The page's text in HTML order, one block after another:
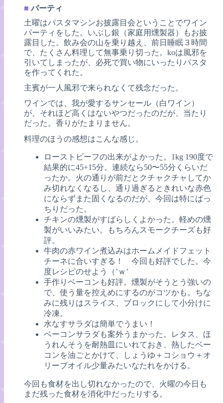
■ パーティ
土曜はパスタマシンお披露目会ということでワイン
パーティをした。いぶし銀（家庭用燻製器）もお披
露目した。飲み会の山を乗り越え、前日睡眠３時間
で、たくさん料理して無事乗り切った。koは風邪を
引いてしまったが、必死で買い物にいったりパスタ
を作ってくれた。
主賓が一人風邪で来られなくて残念だった。
ワインでは、我が愛するサンセール（白ワイン）
が、それほど高くはないやつだったのだが、当たり
だった。香りがたまりません。
料理のほうの感想はこんな感じ。
ローストビーフの出来がよかった。1kg 190度で
結果的に45+15分。連続なら50〜55分くらいだ
ったか。火の通りが前だとクチャクチャしてか
み切れなくなるし、通り過ぎるときれいな赤色
にならずまた固くなるのだが、今回は特にばっ
ちりだった。
チキンの燻製がすばらしくよかった。軽めの燻
製がいいみたい。もちろんスモークチーズも好
評。
牛肉の赤ワイン煮込みはホームメイドフェット
チーネに合いすぎる！ 今回も好評でした。今
度レシピのせよう（’ｗ’
手作りベーコンも好評。燻製がそうとう強いの
で、使う量を控えめにするのがコツかも。ちな
みに残りはスライス、ブロックにして小分けに
冷凍。
水なすサラダは簡単でうまい！
ベーコンサラダも案外うまかった。レタス、ほ
うれんそうを耐熱皿にいれておき、熱したベー
コンを油ごとかけて、しょうゆ＋コショウ＋オ
リーブオイル少量みたいなたれをかける。
今回も食材を出し切れなかったので、火曜の今日も
まだ残った食材を消化中だったりする。